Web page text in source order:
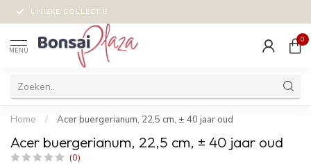
UNIEKE COLLECTIE
MENU
0
Home / Acer buergerianum, 22,5 cm, ± 40 jaar oud
Acer buergerianum, 22,5 cm, ± 40 jaar oud
(0)